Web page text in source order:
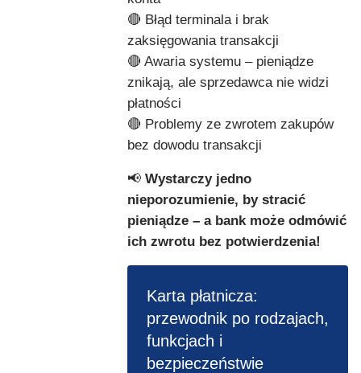
🔴 Błąd terminala i brak
zaksięgowania transakcji
🔴 Awaria systemu – pieniądze
znikają, ale sprzedawca nie widzi
płatności
🔴 Problemy ze zwrotem zakupów
bez dowodu transakcji
📢 Wystarczy jedno
nieporozumienie, by stracić
pieniądze – a bank może odmówić
ich zwrotu bez potwierdzenia!
Karta płatnicza:
przewodnik po rodzajach,
funkcjach i
bezpieczeństwie